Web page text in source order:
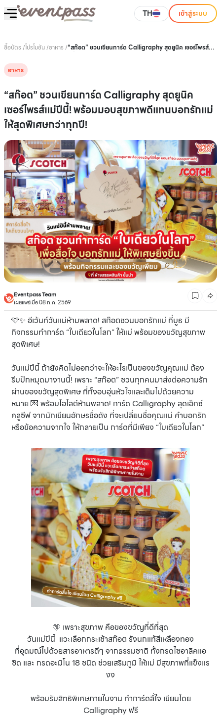
TH เข้าสู่ระบบ
ซื้อบัตร /โปรโมชัน/อาหาร /“สก๊อต” ชวนเขียนการ์ด Calligraphy สุดยูนิค เซอร์ไพรส์แม่
อาหาร
“สก๊อต” ชวนเขียนการ์ด Calligraphy สุดยูนิค
เซอร์ไพรส์แม่ปีนี้! พร้อมมอบสุขภาพดีแทนบอกรักแม่
ให้สุดพิเศษกว่าทุกปี!
Eventpass Team
เผยแพร่เมื่อ 08 ก.ค. 2569
🩵✨ อีเว้นท์วันแม่ห้ามพลาด! สก๊อตชวนบอกรักแม่ ที่บูธ มี
กิจกรรมทำการ์ด “ใบเดียวในโลก” ให้แม่ พร้อมของขวัญสุขภาพ
สุดพิเศษ!
วันแม่ปีนี้ ถ้ายังคิดไม่ออกว่าจะให้อะไรเป็นของขวัญคุณแม่ ต้อง
รีบปักหมุดมางานนี้! เพราะ “สก๊อต” ชวนทุกคนมาส่งต่อความรัก
ผ่านของขวัญสุดพิเศษ ที่ทั้งอบอุ่นหัวใจและเต็มไปด้วยความ
หมาย 💌 พร้อมไฮไลต์ห้ามพลาด! การ์ด Calligraphy สุดเอ็กซ์
คลูซีฟ จากนักเขียนอักษรชื่อดัง ที่จะเปลี่ยนชื่อคุณแม่ คำบอกรัก
หรือข้อความจากใจ ให้กลายเป็น การ์ดที่มีเพียง “ใบเดียวในโลก”
🩵 เพราะสุขภาพ คือของขวัญที่ดีที่สุด
วันแม่ปีนี้ แวะเลือกกระเช้าสก๊อต รังนกแท้สีเหลืองทอง
ที่อุดมณ์ไปด้วยสารอาหารดีๆ จากธรรมชาติ ทั้งกรดไซอาลิคแอ
ซิด และ กรดอะมิโน 18 ชนิด ช่วยเสริมภูมิ ให้แม่ มีสุขภาพที่แข็งแร
งง
พร้อมรับสิทธิพิเศษภายในงาน ทำการ์ดสื่ใจ เขียนโดย
Calligraphy ฟรี